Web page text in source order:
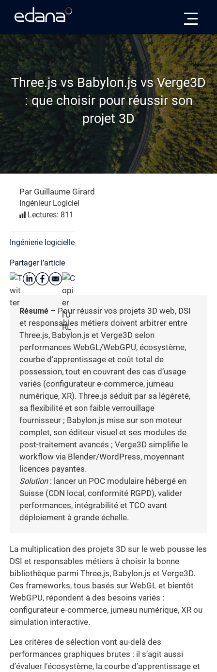
Three.js vs Babylon.js vs Verge3D
: que choisir pour réussir son
projet 3D
Par Guillaume Girard
Ingénieur Logiciel
Lectures: 811
Ingénierie logicielle
Partager l’article
Résumé – Pour réussir vos projets 3D web, DSI
et responsables métiers doivent arbitrer entre
Three.js, Babylon.js et Verge3D selon
performances WebGL/WebGPU, écosystème,
courbe d’apprentissage et coût total de
possession, tout en couvrant des cas d’usage
variés (configurateur e-commerce, jumeau
numérique, XR). Three.js séduit par sa légèreté,
sa flexibilité et son faible verrouillage
fournisseur ; Babylon.js mise sur son moteur
complet, son éditeur visuel et ses modules de
post-traitement avancés ; Verge3D simplifie le
workflow via Blender/WordPress, moyennant
licences payantes.
Solution: lancer un POC modulaire hébergé en
Suisse (CDN local, conformité RGPD), valider
performances, intégrabilité et TCO avant
déploiement à grande échelle.
La multiplication des projets 3D sur le web pousse les
DSI et responsables métiers à choisir la bonne
bibliothèque parmi Three.js, Babylon.js et Verge3D.
Ces frameworks, tous basés sur WebGL et bientôt
WebGPU, répondent à des besoins variés :
configurateur e-commerce, jumeau numérique, XR ou
simulation interactive.
Les critères de sélection vont au-delà des
performances graphiques brutes : il s’agit aussi
d’évaluer l’écosystème, la courbe d’apprentissage et